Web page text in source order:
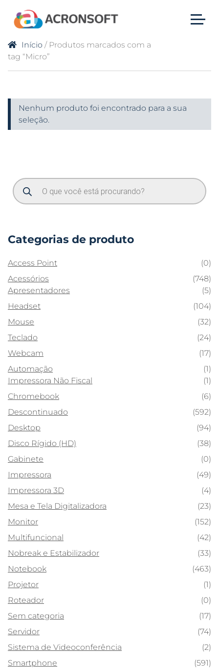
Início / Produtos marcados com a
tag “Micro”
Nenhum produto foi encontrado para a sua
seleção.
Categorias de produto
Access Point
(0)
Acessórios
(748)
Apresentadores
(5)
Headset
(104)
Mouse
(32)
Teclado
(24)
Webcam
(17)
Automação
(1)
Impressora Não Fiscal
(1)
Chromebook
(6)
Descontinuado
(592)
Desktop
(94)
Disco Rígido (HD)
(38)
Gabinete
(0)
Impressora
(49)
Impressora 3D
(4)
Mesa e Tela Digitalizadora
(23)
Monitor
(152)
Multifuncional
(42)
Nobreak e Estabilizador
(33)
Notebook
(463)
Projetor
(1)
Roteador
(0)
Sem categoria
(17)
Servidor
(74)
Sistema de Videoconferência
(2)
Smartphone
(591)